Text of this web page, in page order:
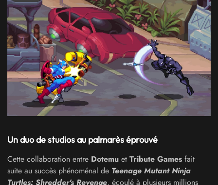
Un duo de studios au palmarès éprouvé
Cette collaboration entre Dotemu et Tribute Games fait
suite au succès phénoménal de Teenage Mutant Ninja
Turtles: Shredder's Revenge, écoulé à plusieurs millions